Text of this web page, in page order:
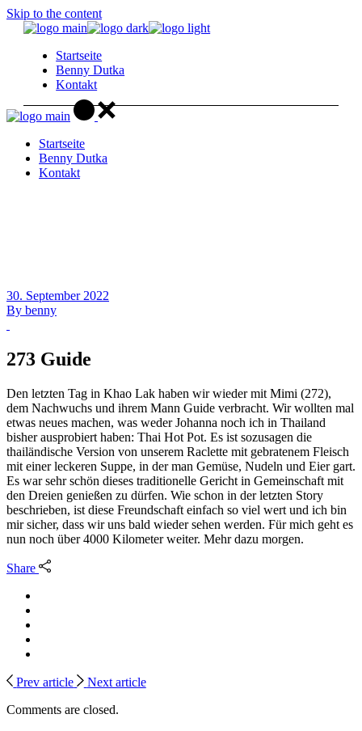
Skip to the content
Startseite
Benny Dutka
Kontakt
Startseite
Benny Dutka
Kontakt
30. September 2022
By benny
273 Guide
Den letzten Tag in Khao Lak haben wir wieder mit Mimi (272),
dem Nachwuchs und ihrem Mann Guide verbracht. Wir wollten mal
etwas neues machen, was weder Johanna noch ich in Thailand
bisher ausprobiert haben: Thai Hot Pot. Es ist sozusagen die
thailändische Version von unserem Raclette mit gebratenem Fleisch
mit einer leckeren Suppe, in der man Gemüse, Nudeln und Eier gart.
Es war sehr schön dieses traditionelle Gericht in Gemeinschaft mit
den Dreien genießen zu dürfen. Wie schon in der letzten Story
beschrieben, ist diese Freundschaft einfach so viel wert und ich bin
mir sicher, dass wir uns bald wieder sehen werden. Für mich geht es
nun noch über 4000 Kilometer weiter. Mehr dazu morgen.
Share
Prev article
Next article
Comments are closed.